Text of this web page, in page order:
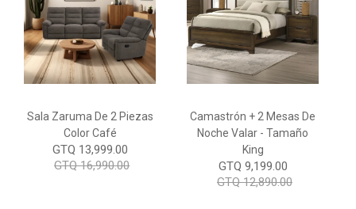
Sala Zaruma De 2 Piezas
Color Café
GTQ 13,999.00
GTQ 16,990.00
Camastrón + 2 Mesas De
Noche Valar - Tamaño
King
GTQ 9,199.00
GTQ 12,890.00